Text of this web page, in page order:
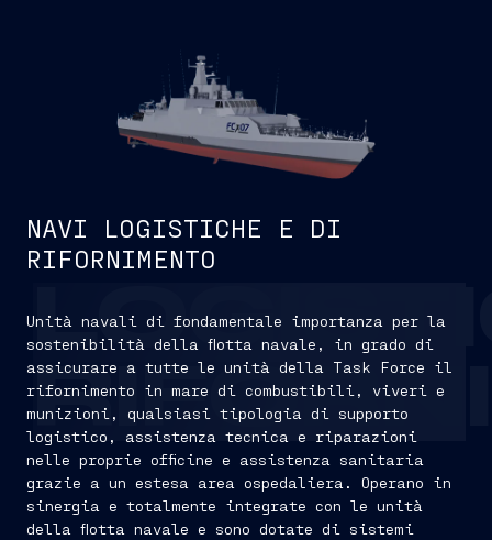
NAVI LOGISTICHE E DI
RIFORNIMENTO
Unità navali di fondamentale importanza per la
sostenibilità della flotta navale, in grado di
assicurare a tutte le unità della Task Force il
rifornimento in mare di combustibili, viveri e
munizioni, qualsiasi tipologia di supporto
logistico, assistenza tecnica e riparazioni
nelle proprie officine e assistenza sanitaria
grazie a un estesa area ospedaliera. Operano in
sinergia e totalmente integrate con le unità
della flotta navale e sono dotate di sistemi